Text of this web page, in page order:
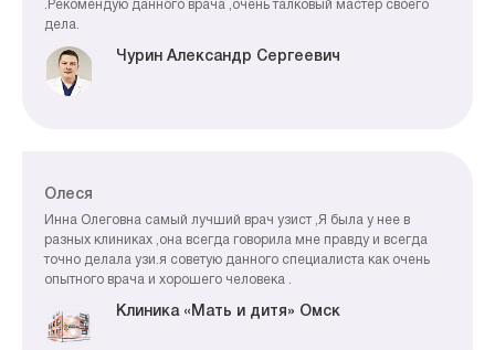
.Рекомендую данного врача ,очень талковый мастер своего
дела.
Чурин Александр Сергеевич
Олеся
Инна Олеговна самый лучший врач узист ,Я была у нее в
разных клиниках ,она всегда говорила мне правду и всегда
точно делала узи.я советую данного специалиста как очень
опытного врача и хорошего человека .
Клиника «Мать и дитя» Омск